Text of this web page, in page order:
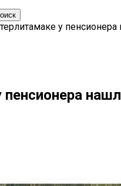
у